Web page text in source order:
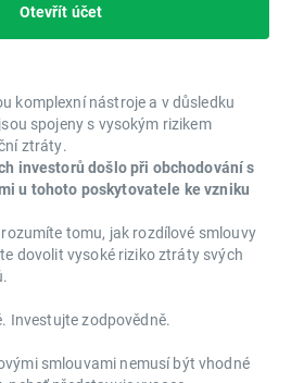
Otevřít účet
komplexní nástroje a v důsledku
spojeny s vysokým rizikem
ztráty.
investorů došlo při obchodování s
u tohoto poskytovatele ke vzniku
tomu, jak rozdílové smlouvy
dovolit vysoké riziko ztráty svých
Investujte zodpovědně.
smlouvami nemusí být vhodné